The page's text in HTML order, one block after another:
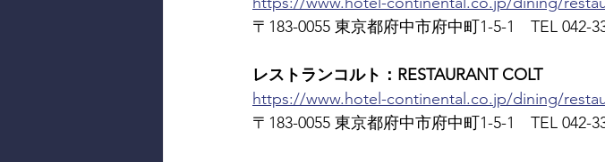
〒183-0055 東京都府中市府中町1-5-1　TEL 042-
レストランコルト：RESTAURANT COLT
https://www.hotel-continental.co.jp/dining/
〒183-0055 東京都府中市府中町1-5-1　TEL 042-